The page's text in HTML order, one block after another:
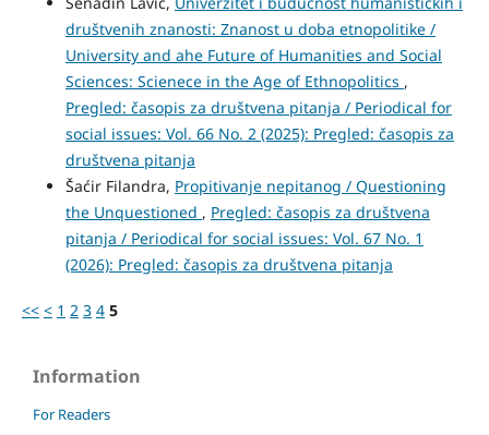
društvenih znanosti: Znanost u doba etnopolitike /
University and ahe Future of Humanities and Social
Sciences: Scienece in the Age of Ethnopolitics ,
Pregled: časopis za društvena pitanja / Periodical for
social issues: Vol. 66 No. 2 (2025): Pregled: časopis za
društvena pitanja
Šaćir Filandra, Propitivanje nepitanog / Questioning
the Unquestioned , Pregled: časopis za društvena
pitanja / Periodical for social issues: Vol. 67 No. 1
(2026): Pregled: časopis za društvena pitanja
<< < 1 2 3 4 5
Information
For Readers